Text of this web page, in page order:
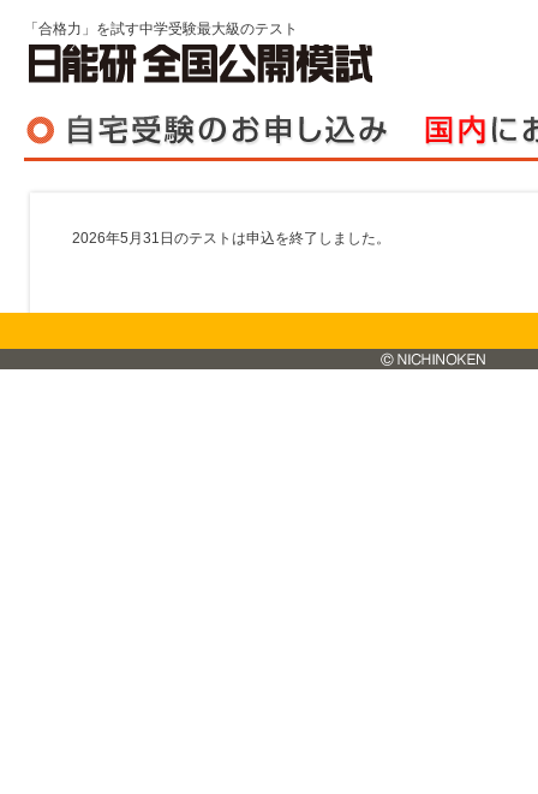
「合格力」を試す中学受験最大級のテスト
2026年5月31日のテストは申込を終了しました。